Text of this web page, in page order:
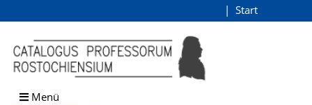
Browsen
direkt zum Inhalt
Start
Menü